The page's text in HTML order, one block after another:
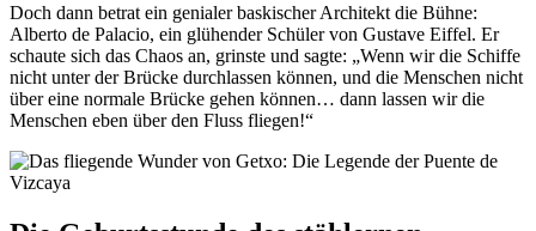
Doch dann betrat ein genialer baskischer Architekt die Bühne:
Alberto de Palacio, ein glühender Schüler von Gustave Eiffel. Er
schaute sich das Chaos an, grinste und sagte: „Wenn wir die Schiffe
nicht unter der Brücke durchlassen können, und die Menschen nicht
über eine normale Brücke gehen können… dann lassen wir die
Menschen eben über den Fluss fliegen!“